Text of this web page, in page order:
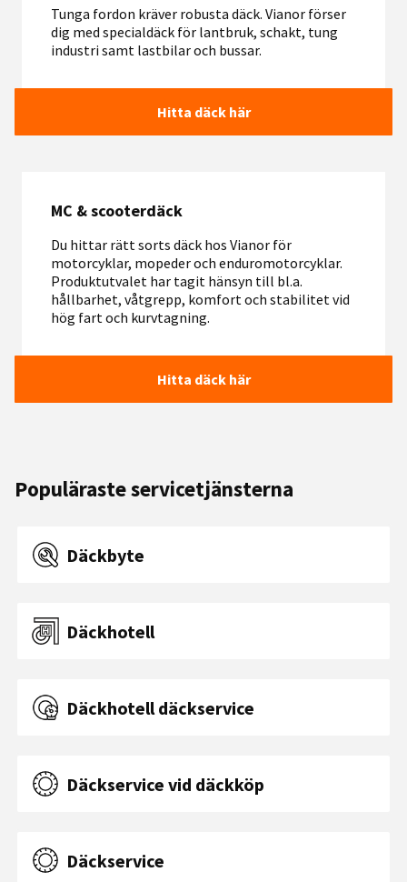
Tunga fordon kräver robusta däck. Vianor förser
dig med specialdäck för lantbruk, schakt, tung
industri samt lastbilar och bussar.
Hitta däck här
MC & scooterdäck
Du hittar rätt sorts däck hos Vianor för
motorcyklar, mopeder och enduromotorcyklar.
Produktutvalet har tagit hänsyn till bl.a.
hållbarhet, våtgrepp, komfort och stabilitet vid
hög fart och kurvtagning.
Hitta däck här
Populäraste servicetjänsterna
Däckbyte
Däckhotell
Däckhotell däckservice
Däckservice vid däckköp
Däckservice